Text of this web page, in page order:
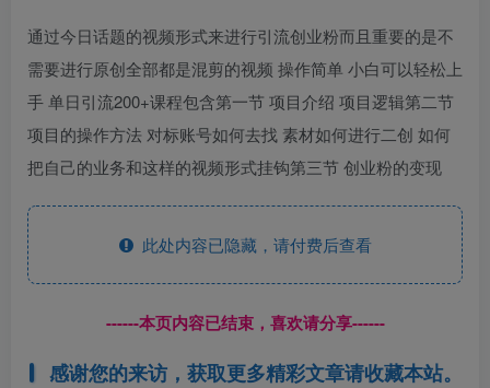
通过今日话题的视频形式来进行引流创业粉而且重要的是不
需要进行原创全部都是混剪的视频 操作简单 小白可以轻松上
手 单日引流200+课程包含第一节 项目介绍 项目逻辑第二节
项目的操作方法 对标账号如何去找 素材如何进行二创 如何
把自己的业务和这样的视频形式挂钩第三节 创业粉的变现
此处内容已隐藏，请付费后查看
------本页内容已结束，喜欢请分享------
感谢您的来访，获取更多精彩文章请收藏本站。